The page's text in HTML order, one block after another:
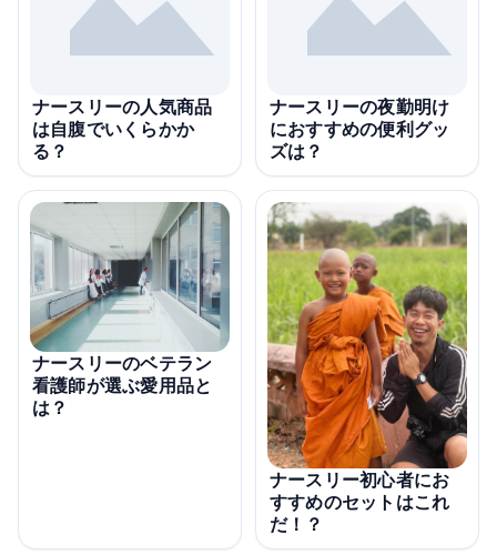
ナースリーの人気商品
は自腹でいくらかか
る？
ナースリーの夜勤明け
におすすめの便利グッ
ズは？
ナースリーのベテラン
看護師が選ぶ愛用品と
は？
ナースリー初心者にお
すすめのセットはこれ
だ！？